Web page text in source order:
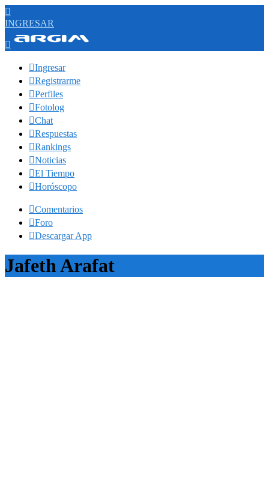

INGRESAR

Ingresar
Registrarme
Perfiles
Fotolog
Chat
Respuestas
Rankings
Noticias
El Tiempo
Horóscopo
Comentarios
Foro
Descargar App
Jafeth Arafat